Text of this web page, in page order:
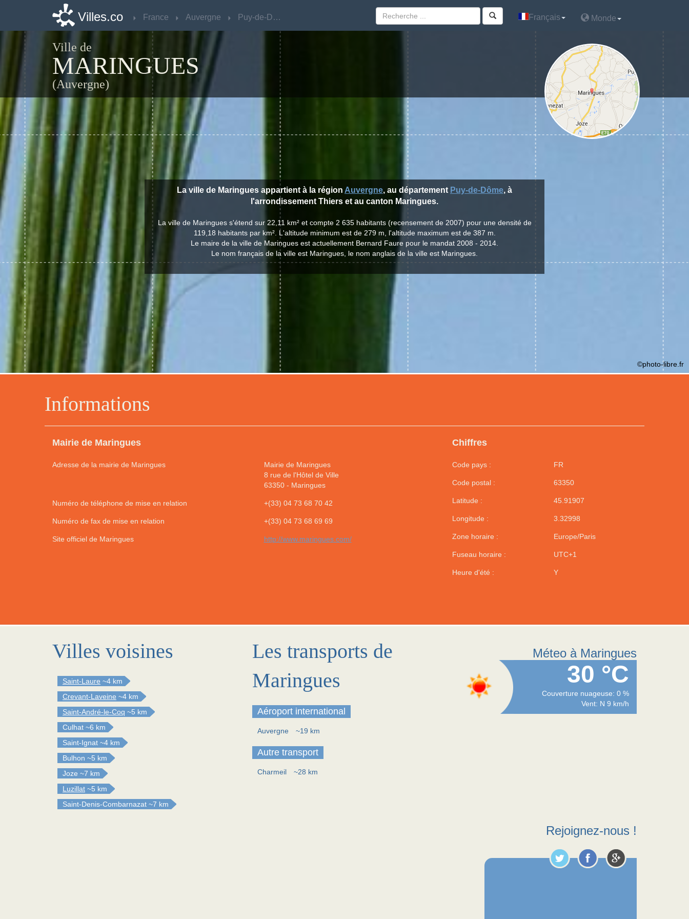
Villes.co France Auvergne Puy-de-Dôme Français Monde
Ville de
MARINGUES
(Auvergne)
Informations
Mairie de Maringues
Adresse de la mairie de Maringues
Mairie de Maringues
8 rue de l'Hôtel de Ville
63350- Maringues
Numéro de téléphone de mise en relation +(33) 04 73 68 70 42
Numéro de fax de mise en relation +(33) 04 73 68 69 69
Site officiel de Maringues http://www.maringues.com/
Chiffres
Code pays : FR
Code postal : 63350
Latitude : 45.91907
Longitude : 3.32998
Zone horaire : Europe/Paris
Fuseau horaire : UTC+1
Heure d'été : Y
La ville de Maringues appartient à la région Auvergne, au département Puy-de-Dôme, à
l'arrondissement Thiers et au canton Maringues.
La ville de Maringues s'étend sur 22,11 km² et compte 2 635 habitants (recensement de 2007) pour une densité de
119,18 habitants par km². L'altitude minimum est de 279 m, l'altitude maximum est de 387 m.
Le maire de la ville de Maringues est actuellement Bernard Faure pour le mandat 2008 - 2014.
Le nom français de la ville est Maringues, le nom anglais de la ville est Maringues.
©photo-libre.fr
Villes voisines
Saint-Laure ~4 km
Crevant-Laveine ~4 km
Saint-André-le-Coq ~5 km
Culhat ~6 km
Saint-Ignat ~4 km
Bulhon ~5 km
Joze ~7 km
Luzillat ~5 km
Saint-Denis-Combarnazat ~7 km
Les transports de
Maringues
Aéroport international
Auvergne ~19 km
Autre transport
Charmeil ~28 km
Méteo à Maringues
30 °C
Couverture nuageuse: 0 %
Vent: N 9 km/h
Rejoignez-nous !
Villes.co France Auvergne Puy-de-Dôme Français Monde